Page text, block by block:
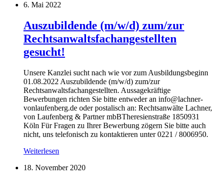
6. Mai 2022
Auszubildende (m/w/d) zum/zur
Rechtsanwaltsfachangestellten
gesucht!
Unsere Kanzlei sucht nach wie vor zum Ausbildungsbeginn
01.08.2022 Auszubildende (m/w/d) zum/zur
Rechtsanwaltsfachangestellten. Aussagekräftige
Bewerbungen richten Sie bitte entweder an info@lachner-
vonlaufenberg.de oder postalisch an: Rechtsanwälte Lachner,
von Laufenberg & Partner mbBTheresienstraße 1850931
Köln Für Fragen zu Ihrer Bewerbung zögern Sie bitte auch
nicht, uns telefonisch zu kontaktieren unter 0221 / 8006950.
Weiterlesen
18. November 2020